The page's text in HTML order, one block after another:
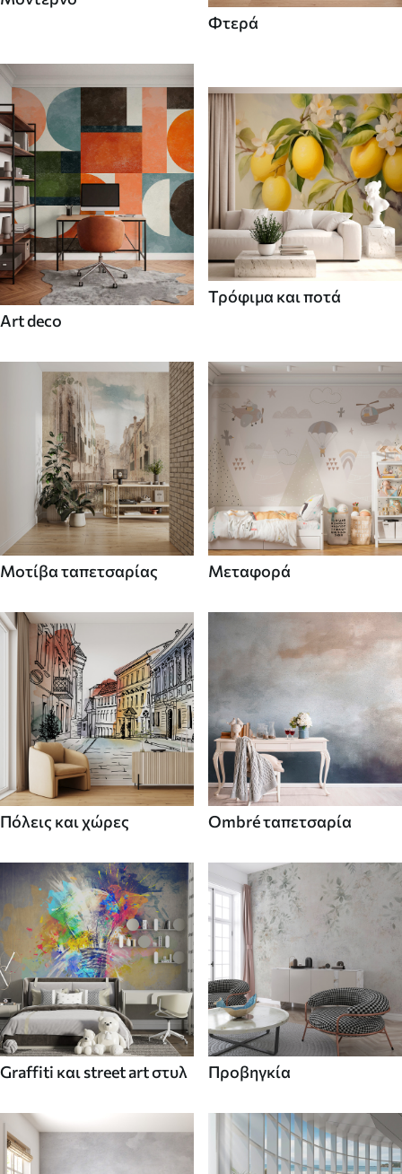
Φτερά
Art deco
Τρόφιμα και ποτά
Μοτίβα ταπετσαρίας Μεταφορά
Πόλεις και χώρες Ombré ταπετσαρία
Graffiti και street art στυλ Προβηγκία